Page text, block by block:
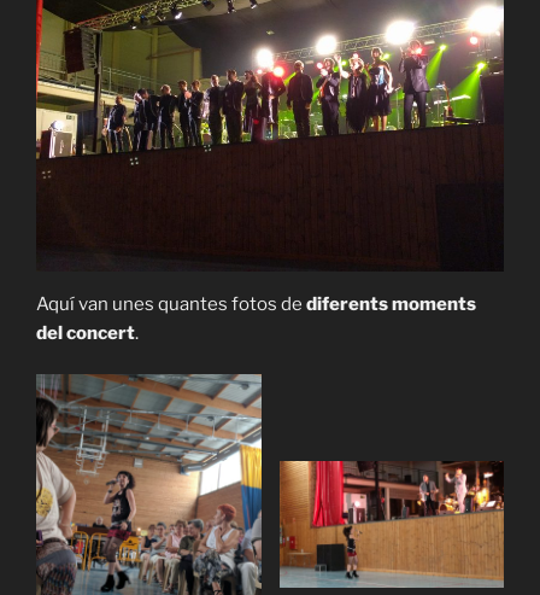
Aquí van unes quantes fotos de diferents moments
del concert.